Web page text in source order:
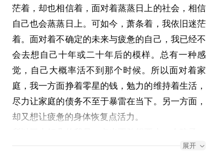
个视频，可惜自己的怠惰，与时间的琐碎，以及老
坐垫的失踪，让我迟迟未能开始拍摄。
想好了开始的剧本，与剧情。但直到现在，我也只
找到了一张计划中的图片，那就是，jojo3中迪奥的
那句，老家伙你最没用了。而乔瑟夫乔斯达仅用一
只手就打败了史上最强生物卡兹的图片，我还没有
找到。
本来这该是四月六日开始的事情，而今天已经九号
是这样，预想的时候，得意满满，可真正开始执行
身，也不是背负了太多人的期望。而是挣扎着活
着。诚然，我目前拥有的生活条件可能是有些人正
在努力争取而未能获得的。只不过我这高不成低已
就的人生，让我的心充满着拧巴，就像我这个拧巴
的人一样。总想有一天能够开一家单车店，没事修
修车，晒晒太阳，晚上能够安静的喝着格瓦斯看着
落日与海水，能够不为经济发愁，最好是开在海
边，西边靠海，北边便是一片麦田，而车店便在一
茫着，却也相信着，面对着蒸蒸日上的社会，相信
自己也会蒸蒸日上。可如今，萧条着，我依旧迷茫
着。面对着不确定的未来与疲惫的自己，我已经不
会去想自己十年或二十年后的模样。总有一种感
觉，自己大概率活不到那个时候。所以面对着家
庭，我一方面挣着零星的钱，勉力的维持着生活，
尽力让家庭的债务不至于暴雷在当下。另一方面，
却又想让疲惫的身体恢复点活力。
虽然侄子已经到了能谈恋爱的年纪了。可我不敢让
展开